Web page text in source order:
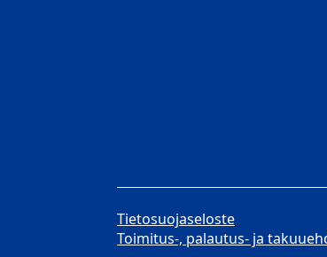
Tietosuojaseloste
Toimitus-, palautus- ja